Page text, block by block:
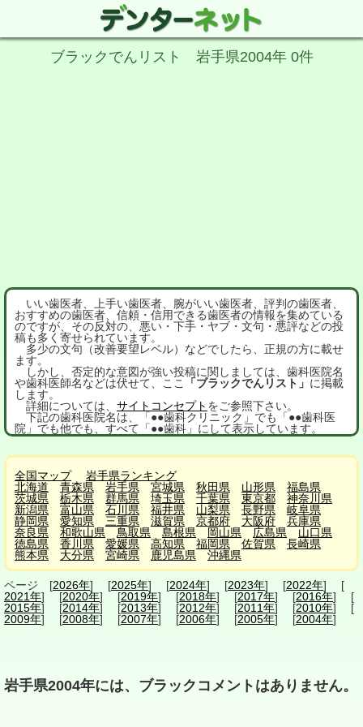
ブラックでんリスト 岩手県2004年 0件
いい歯医者、上手い歯医者、腕がいい歯医者、評判の歯医者、
おすすめの歯医者、信頼・信用できる歯医者の情報を集めている
のですが、その反対の、悪い・下手・ヤブ・文句・悪評などの投
稿も多く寄せられています。
多少の文句（改善要望レベル）などでしたら、正規の方に載せ
ます。
しかし、否定的な意図が強い投稿に関しましては、歯科医院名
や歯科医師名などは伏せて、ここ
「ブラックでんリスト」 に掲載
します。
詳細については、 サイトコンセプト をご参照下さい。
下記の歯科医院名は、「●●歯科クリニック」でも「●●歯科医
院」でも他でも、すべて「●●歯科」にして表示しています。
全国マップ
岩手県ランキング
北海道
青森県 岩手県 宮城県 秋田県 山形県
福島県
茨城県
栃木県 群馬県 埼玉県 千葉県 東京都
神奈川県
新潟県
富山県 石川県 福井県 山梨県 長野県
岐阜県
静岡県
愛知県 三重県 滋賀県 京都府 大阪府
兵庫県
奈良県
和歌山県 鳥取県 島根県 岡山県 広島県
山口県
徳島県
香川県 愛媛県 高知県 福岡県 佐賀県
長崎県
熊本県
大分県 宮崎県 鹿児島県 沖縄県
ページ [2026年] [2025年] [2024年] [2023年] [2022年] [
2021年] [2020年] [2019年] [2018年] [2017年] [2016年] [
2015年] [2014年] [2013年] [2012年] [2011年] [2010年] [
2009年] [2008年] [2007年] [2006年] [2005年] [2004年]
岩手県2004年には、ブラックコメントはありません。